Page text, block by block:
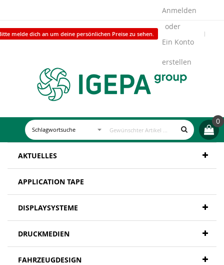
melde dich an um deine persönlichen Preise zu sehen.
Anmelden
Ein Konto
erstellen
0
AKTUELLES
APPLICATION TAPE
DISPLAYSYSTEME
DRUCKMEDIEN
FAHRZEUGDESIGN